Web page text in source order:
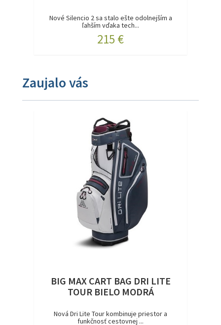
Nové Silencio 2 sa stalo ešte odolnejším a
ľahším vďaka tech...
215 €
Zaujalo vás
BIG MAX CART BAG DRI LITE
TOUR BIELO MODRÁ
Nová Dri Lite Tour kombinuje priestor a
funkčnosť cestovnej ...